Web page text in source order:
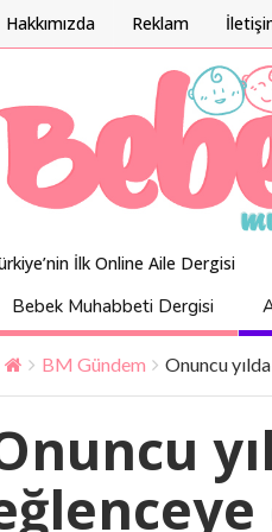
Hakkımızda Reklam
İlk Online Aile Dergisi
Bebek Muhabbeti Dergisi
BM Gündem Onuncu